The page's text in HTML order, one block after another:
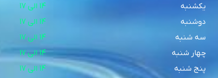
یکشنبه
دوشنبه
سه شنبه
چهار شنبه
14 الی 17
پنج شنبه
14 الی 17